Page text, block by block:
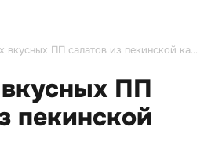
20 самых вкусных ПП салатов из пекинской капусты
ПП
пекинской